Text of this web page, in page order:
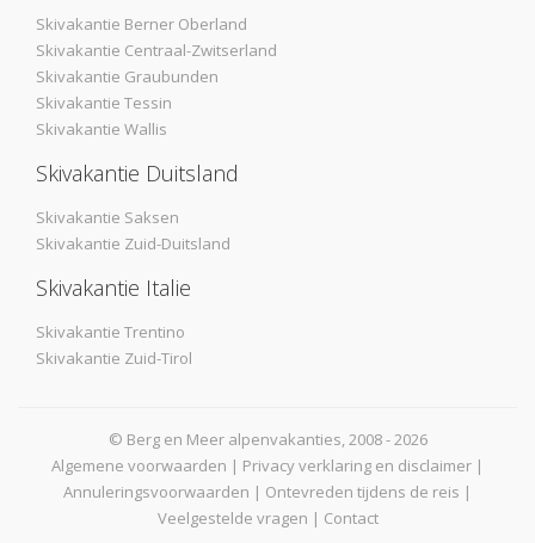
Skivakantie Berner Oberland
Skivakantie Centraal-Zwitserland
Skivakantie Graubunden
Skivakantie Tessin
Skivakantie Wallis
Skivakantie Duitsland
Skivakantie Saksen
Skivakantie Zuid-Duitsland
Skivakantie Italie
Skivakantie Trentino
Skivakantie Zuid-Tirol
© Berg en Meer alpenvakanties, 2008 - 2026
Algemene voorwaarden | Privacy verklaring en disclaimer |
Annuleringsvoorwaarden | Ontevreden tijdens de reis |
Veelgestelde vragen | Contact